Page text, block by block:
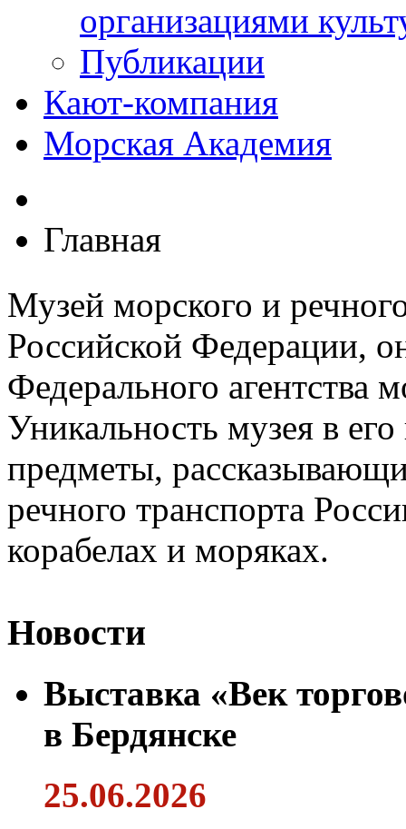
организациями
Публикации
Кают-компания
Морская Академия
Главная
Музей морского и
Российской Федерации,
Федерального агентства
Уникальность музея в
предметы,
речного транспорта
корабелах и моряках.
Новости
Выставка «Век
в Бердянске
25.06.2026